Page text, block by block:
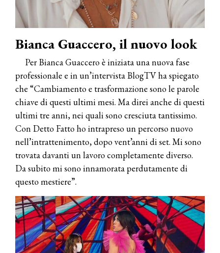
Bianca Guaccero, il nuovo look
Per Bianca Guaccero è iniziata una nuova fase
professionale e in un’intervista BlogTV ha spiegato
che “Cambiamento e trasformazione sono le parole
chiave di questi ultimi mesi. Ma direi anche di questi
ultimi tre anni, nei quali sono cresciuta tantissimo.
Con Detto Fatto ho intrapreso un percorso nuovo
nell’intrattenimento, dopo vent’anni di set. Mi sono
trovata davanti un lavoro completamente diverso.
Da subito mi sono innamorata perdutamente di
questo mestiere”.